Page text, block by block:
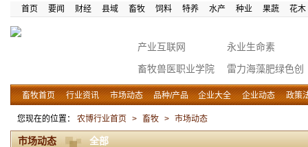
首页 要闻 财经 县域 畜牧 饲料 特养 水产 种业 果蔬 花木
产业互联网
永业生命素
畜牧兽医职业学院
雷力海藻肥绿色创
富
畜牧首页 行业资讯 市场动态 品种/产品 企业大全 企业动态 政策
您现在的位置： 农博行业首页 > 畜牧 > 市场动态
市场动态 全部